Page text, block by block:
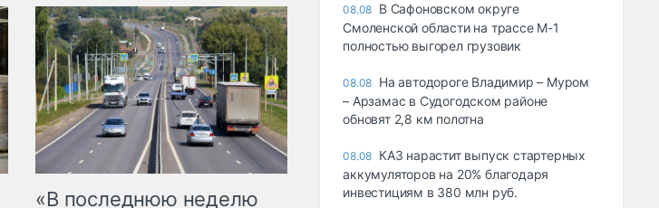
«В последнюю неделю
08.08 В Сафоновском округе
Смоленской области на трассе М-1
полностью выгорел грузовик
08.08 На автодороге Владимир – Муром
– Арзамас в Судогодском районе
обновят 2,8 км полотна
08.08 КАЗ нарастит выпуск стартерных
аккумуляторов на 20% благодаря
инвестициям в 380 млн руб.